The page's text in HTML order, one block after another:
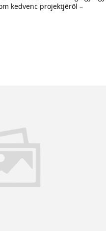
kedvenc projektjéről –